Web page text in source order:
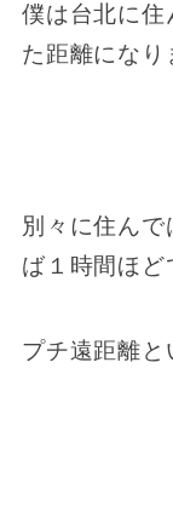
僕は台北に住
た距離になり
別々に住ん
ば１時間ほど
プチ遠距離と